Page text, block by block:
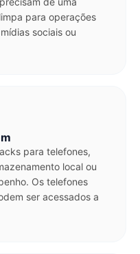
para operações
sociais ou
para telefones,
local ou
Os telefones
ser acessados a